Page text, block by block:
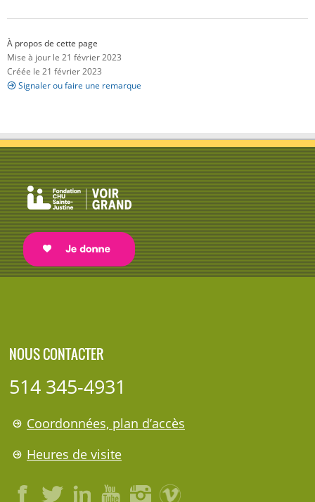
À propos de cette page
Mise à jour le 21 février 2023
Créée le 21 février 2023
Signaler ou faire une remarque
NOUS CONTACTER
514 345-4931
Coordonnées, plan d’accès
Heures de visite